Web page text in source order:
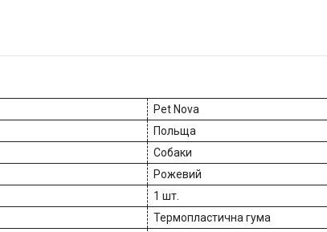
Pet Nova
Польща
Собаки
Рожевий
1 шт.
Термопластична гума